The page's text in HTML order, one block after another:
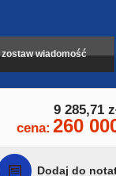
zostaw wiadomość
9 285,71
cena: 260
Dodaj do